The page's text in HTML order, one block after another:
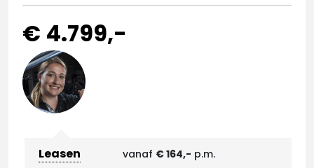
€ 4.799,-
Leasen vanaf € 164,- p.m.